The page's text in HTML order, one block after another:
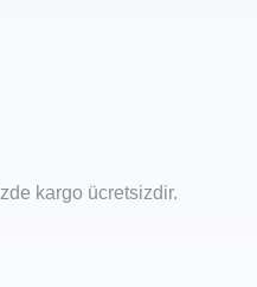
kargo ücretsizdir.